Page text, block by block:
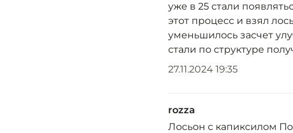
уже в 25 стали
этот процесс и взял
уменьшилось засчет
стали по структуре
27.11.2024 19:35
rozza
Лосьон с капиксилом